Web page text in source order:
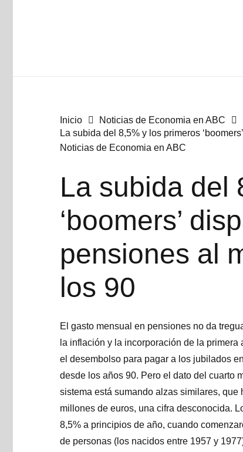
Inicio
Noticias de Economia en ABC
La subida del 8,5% y los primeros
Noticias de Economia en ABC
La subida del
‘boomers’
pensiones al
los 90
El gasto mensual en pensiones no da
la inflación y la incorporación de la primera
el desembolso para pagar a los jubilados
desde los años 90. Pero el dato del cuarto
sistema está sumando alzas similares,
millones de euros, una cifra desconocida.
8,5% a principios de año, cuando
de personas (los nacidos entre 1957 y